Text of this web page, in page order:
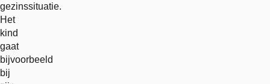
gezinssituatie.
Het
kind
gaat
bijvoorbeeld
bij